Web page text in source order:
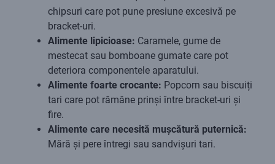
chipsuri care pot pune presiune excesivă pe
bracket-uri.
Alimente lipicioase: Caramele, gume de
mestecat sau bomboane gumate care pot
deteriora componentele aparatului.
Alimente foarte crocante: Popcorn sau biscuiți
tari care pot rămâne prinși între bracket-uri și
fire.
Alimente care necesită mușcătură puternică:
Mără și pere întregi sau sandvișuri tari.